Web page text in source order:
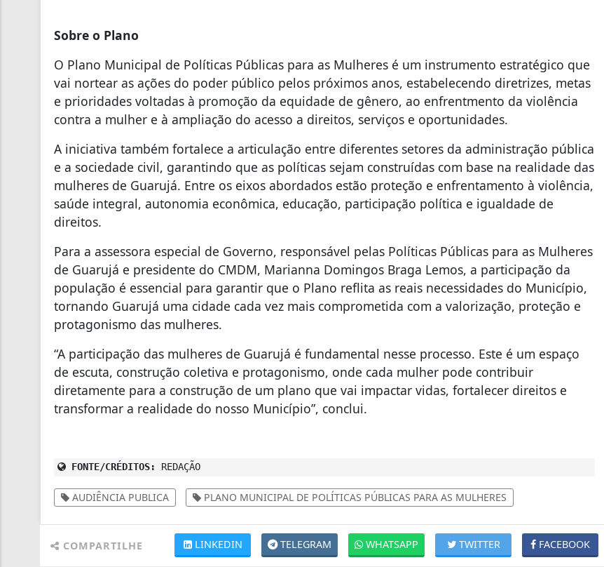
Sobre o Plano
O Plano Municipal de Políticas Públicas para as Mulheres é um instrumento estratégico que
vai nortear as ações do poder público pelos próximos anos, estabelecendo diretrizes, metas
e prioridades voltadas à promoção da equidade de gênero, ao enfrentmento da violência
contra a mulher e à ampliação do acesso a direitos, serviços e oportunidades.
A iniciativa também fortalece a articulação entre diferentes setores da administração pública
e a sociedade civil, garantindo que as políticas sejam construídas com base na realidade das
mulheres de Guarujá. Entre os eixos abordados estão proteção e enfrentamento à violência,
saúde integral, autonomia econômica, educação, participação política e igualdade de
direitos.
Para a assessora especial de Governo, responsável pelas Políticas Públicas para as Mulheres
de Guarujá e presidente do CMDM, Marianna Domingos Braga Lemos, a participação da
população é essencial para garantir que o Plano reflita as reais necessidades do Município,
tornando Guarujá uma cidade cada vez mais comprometida com a valorização, proteção e
protagonismo das mulheres.
“A participação das mulheres de Guarujá é fundamental nesse processo. Este é um espaço
de escuta, construção coletiva e protagonismo, onde cada mulher pode contribuir
diretamente para a construção de um plano que vai impactar vidas, fortalecer direitos e
transformar a realidade do nosso Município”, conclui.
FONTE/CRÉDITOS: REDAÇÃO
AUDIÊNCIA PUBLICA PLANO MUNICIPAL DE POLÍTICAS PÚBLICAS PARA AS MULHERES
COMPARTILHE FACEBOOK
TWITTER
WHATSAPP
TELEGRAM
LINKEDIN